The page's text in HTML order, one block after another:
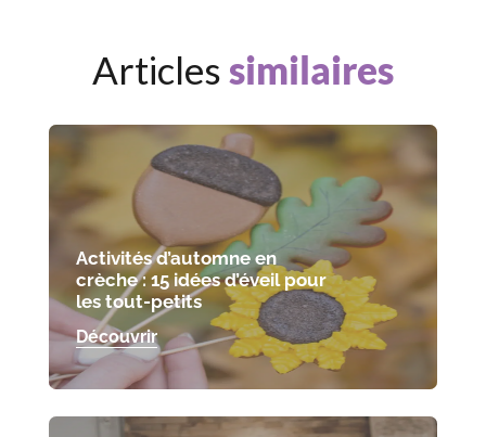
Articlessimilaires
Activités d’automne en
crèche : 15 idées d’éveil pour
les tout-petits
Découvrir